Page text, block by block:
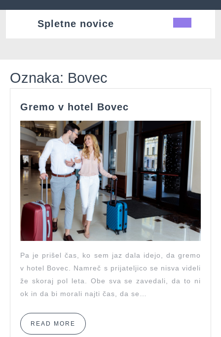
Spletne novice
Oznaka: Bovec
Gremo v hotel Bovec
hotel
Bovec
Pa je prišel čas, ko sem jaz dala idejo, da gremo
v hotel Bovec. Namreč s prijateljico se nisva videli
že skoraj pol leta. Obe sva se zavedali, da to ni
ok in da bi morali najti čas, da se…
READ MORE READ
MORE